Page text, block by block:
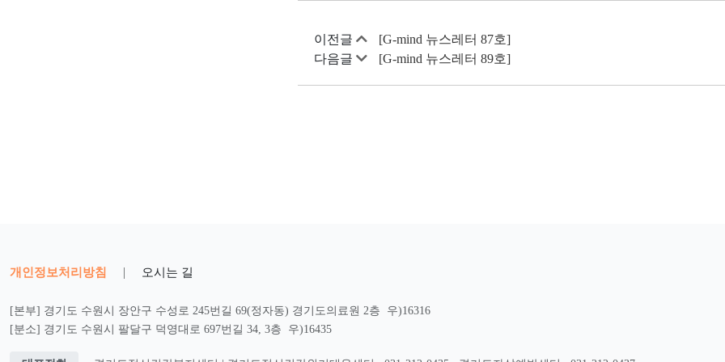
이전글
[G-mind 뉴스레터 87호]
다음글
[G-mind 뉴스레터 89호]
개인정보처리방침 | 오시는 길
[본부] 경기도 수원시 장안구 수성로 245번길 69(정자동) 경기도의료원 2층 우)16316
[분소] 경기도 수원시 팔달구 덕영대로 697번길 34, 3층 우)16435